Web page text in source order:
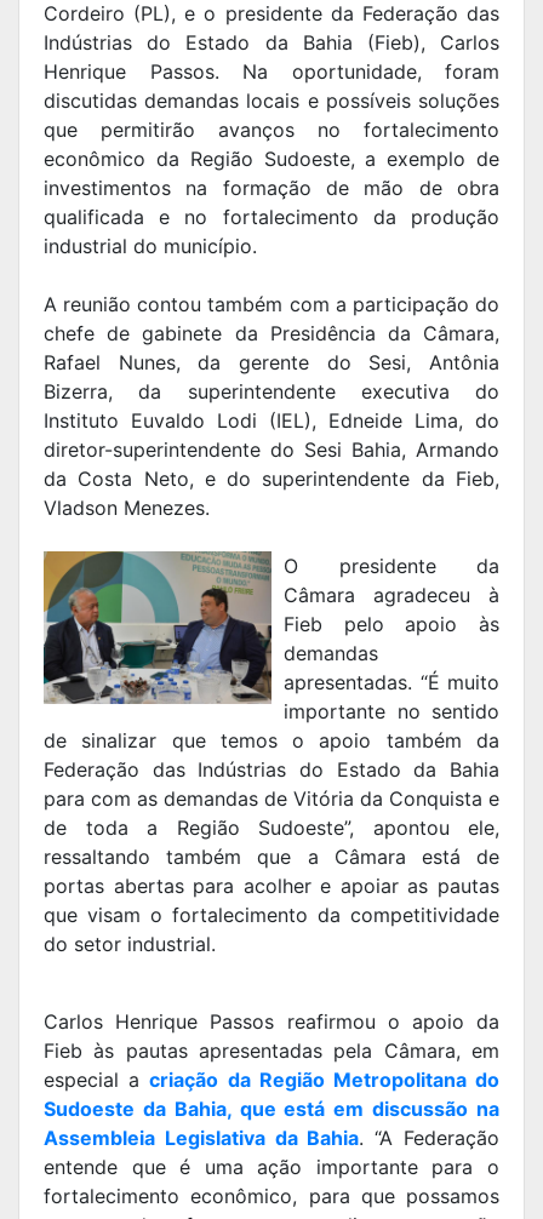
Cordeiro (PL), e o presidente da Federação das
Indústrias do Estado da Bahia (Fieb), Carlos
Henrique Passos. Na oportunidade, foram
discutidas demandas locais e possíveis soluções
que permitirão avanços no fortalecimento
econômico da Região Sudoeste, a exemplo de
investimentos na formação de mão de obra
qualificada e no fortalecimento da produção
industrial do município.
A reunião contou também com a participação do
chefe de gabinete da Presidência da Câmara,
Rafael Nunes, da gerente do Sesi, Antônia
Bizerra, da superintendente executiva do
Instituto Euvaldo Lodi (IEL), Edneide Lima, do
diretor-superintendente do Sesi Bahia, Armando
da Costa Neto, e do superintendente da Fieb,
Vladson Menezes.
O presidente da
Câmara agradeceu à
Fieb pelo apoio às
demandas
apresentadas. “É muito
importante no sentido
de sinalizar que temos o apoio também da
Federação das Indústrias do Estado da Bahia
para com as demandas de Vitória da Conquista e
de toda a Região Sudoeste”, apontou ele,
ressaltando também que a Câmara está de
portas abertas para acolher e apoiar as pautas
que visam o fortalecimento da competitividade
do setor industrial.
Carlos Henrique Passos reafirmou o apoio da
Fieb às pautas apresentadas pela Câmara, em
especial acriação da Região Metropolitana do
Sudoeste da Bahia, que está em discussão na
Assembleia Legislativa da Bahia. “A Federação
entende que é uma ação importante para o
fortalecimento econômico, para que possamos